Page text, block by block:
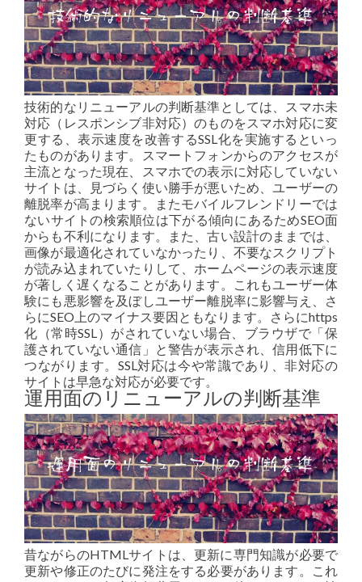
技術的なリニューアルの判断基準としては、スマホ未
対応（レスポンシブ非対応）のものをスマホ対応に変
更する、表示速度を改善するSSL化を実施するといっ
たものがあります。スマートフォンからのアクセスが
主流となった現在、スマホでの表示に対応していない
サイトは、見づらく使い勝手が悪いため、ユーザーの
離脱率が高まります。またモバイルフレンドリーでは
ないサイトの検索順位は下がる傾向にあるためSEO面
からも不利になります。また、古い設計のままでは、
画像が最適化されていなかったり、不要なスクリプト
が読み込まれていたりして、ホームページの表示速度
が著しく遅くなることがあります。これもユーザー体
験にも悪影響を及ぼしユーザー離脱率に影響与え、さ
らにSEO上のマイナス要因ともなります。さらにhttps
化（常時SSL）がされていない場合、ブラウザで「保
護されていない通信」と警告が表示され、信用低下に
つながります。SSL対応は今や常識であり、非対応の
サイトは早急な対応が必要です。
運用面のリニューアルの判断基準
昔ながらのHTMLサイトは、更新に専門知識が必要で
更新や修正のたびに発注をする必要があります。これ